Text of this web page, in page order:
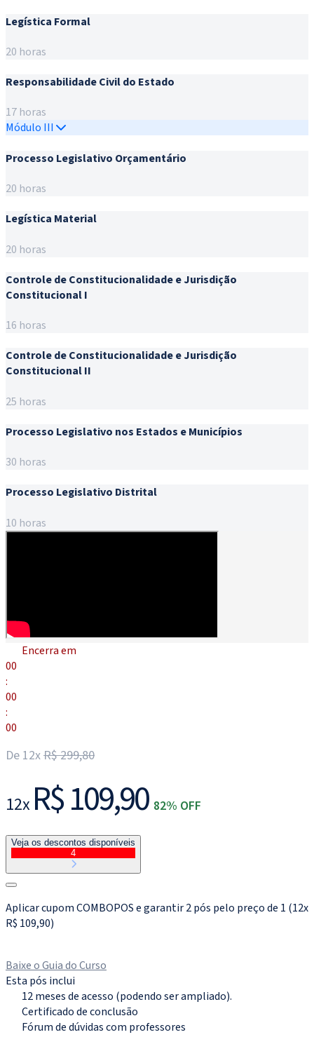
Legística Formal
20 horas
Responsabilidade Civil do Estado
17 horas
Módulo III
Processo Legislativo Orçamentário
20 horas
Legística Material
20 horas
Controle de Constitucionalidade e Jurisdição
Constitucional I
16 horas
Controle de Constitucionalidade e Jurisdição
Constitucional II
25 horas
Processo Legislativo nos Estados e Municípios
30 horas
Processo Legislativo Distrital
10 horas
Encerra em
00
:
00
:
00
De 12xR$ 299,80
12x R$ 109,90 82% OFF
Veja os descontos disponíveis
4
Aplicar cupom COMBOPOS e garantir 2 pós pelo preço de 1 (12x
R$ 109,90)
Baixe o Guia do Curso
Esta pós inclui
12 meses de acesso (podendo ser ampliado).
Certificado de conclusão
Fórum de dúvidas com professores